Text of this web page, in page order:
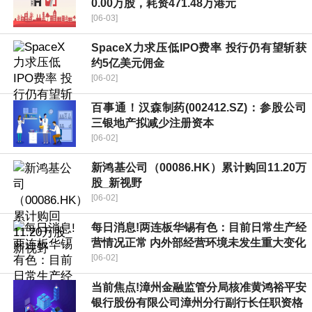
0.00万股，耗资471.48万港元
[06-03]
SpaceX力求压低IPO费率 投行仍有望斩获
约5亿美元佣金
[06-02]
百事通！汉森制药(002412.SZ)：参股公司
三银地产拟减少注册资本
[06-02]
新鸿基公司（00086.HK）累计购回11.20万
股_新视野
[06-02]
每日消息!两连板华锡有色：目前日常生产经
营情况正常 内外部经营环境未发生重大变化
[06-02]
当前焦点!漳州金融监管分局核准黄鸿裕平安
银行股份有限公司漳州分行副行长任职资格